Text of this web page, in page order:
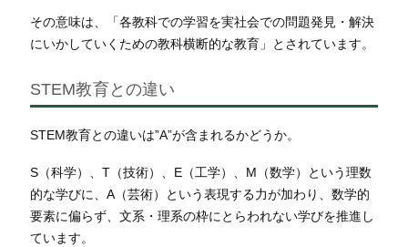
その意味は、「各教科での学習を実社会での問題発見・解決
にいかしていくための教科横断的な教育」とされています。
STEM教育との違い
STEM教育との違いは”A”が含まれるかどうか。
S（科学）、T（技術）、E（工学）、M（数学）という理数
的な学びに、A（芸術）という表現する力が加わり、数学的
要素に偏らず、文系・理系の枠にとらわれない学びを推進し
ています。